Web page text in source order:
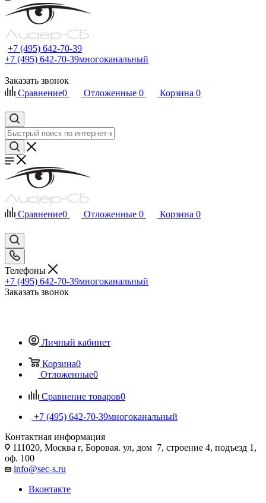
+7 (495) 642-70-39
+7 (495) 642-70-39многоканальный
Заказать звонок
Сравнение0 Отложенные 0 Корзина 0
Сравнение0 Отложенные 0 Корзина 0
Телефоны
+7 (495) 642-70-39многоканальный
Заказать звонок
Личный кабинет
Корзина0
Отложенные0
Сравнение товаров0
+7 (495) 642-70-39многоканальный
Контактная информация
111020, Москва г, Боровая. ул, дом 7, строение 4, подъезд 1,
оф. 100
info@sec-s.ru
Вконтакте